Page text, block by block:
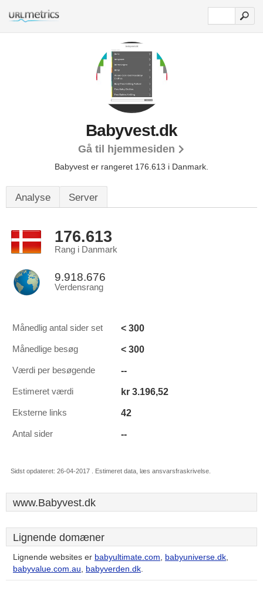
Babyvest.dk
Gå til hjemmesiden
Babyvest er rangeret 176.613 i Danmark.
Analyse Server
176.613
Rang i Danmark
9.918.676
Verdensrang
Månedlig antal sider set < 300
Månedlige besøg < 300
Værdi per besøgende --
Estimeret værdi kr 3.196,52
Eksterne links 42
Antal sider --
Sidst opdateret: 26-04-2017 . Estimeret data, læs ansvarsfraskrivelse.
www.Babyvest.dk
Lignende domæner
Lignende websites er babyultimate.com, babyuniverse.dk,
babyvalue.com.au, babyverden.dk.